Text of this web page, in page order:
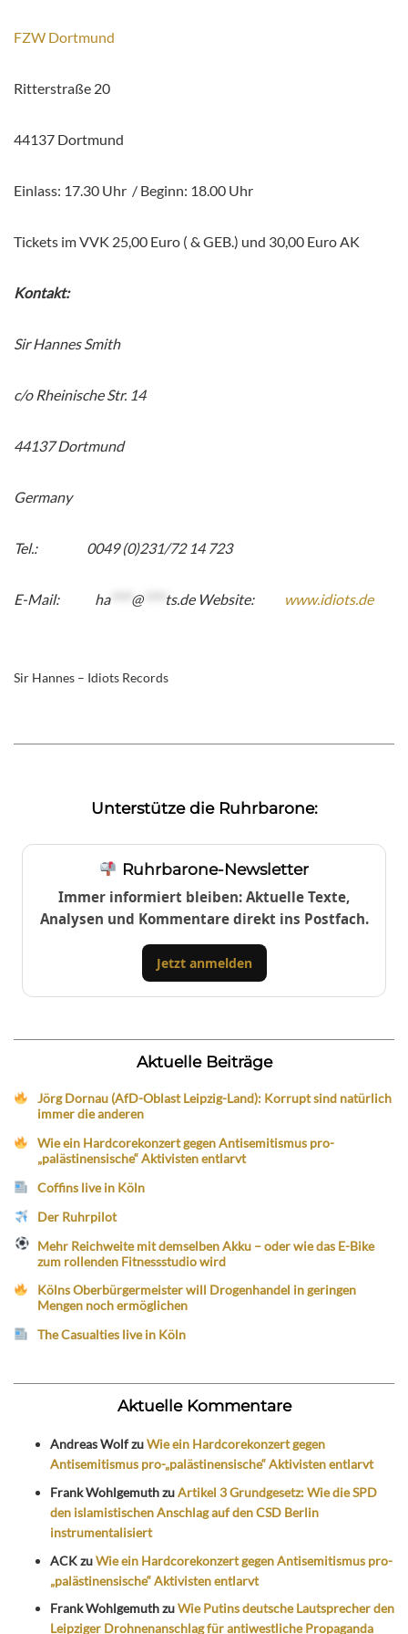
FZW Dortmund
Ritterstraße 20
44137 Dortmund
Einlass: 17.30 Uhr / Beginn: 18.00 Uhr
Tickets im VVK 25,00 Euro ( & GEB.) und 30,00 Euro AK
Kontakt:
Sir Hannes Smith
c/o Rheinische Str. 14
44137 Dortmund
Germany
Tel.: 0049 (0)231/72 14 723
E-Mail: ha**** @**** ts.deWebsite: www.idiots.de
Sir Hannes – Idiots Records
Unterstütze die Ruhrbarone:
Ruhrbarone-Newsletter
Immer informiert bleiben: Aktuelle Texte,
Analysen und Kommentare direkt ins Postfach.
Jetzt anmelden
Aktuelle Beiträge
Jörg Dornau (AfD-Oblast Leipzig-Land): Korrupt sind natürlich
immer die anderen
Wie ein Hardcorekonzert gegen Antisemitismus pro-
„palästinensische“ Aktivisten entlarvt
Coffins live in Köln
Der Ruhrpilot
Mehr Reichweite mit demselben Akku – oder wie das E-Bike
zum rollenden Fitnessstudio wird
Kölns Oberbürgermeister will Drogenhandel in geringen
Mengen noch ermöglichen
The Casualties live in Köln
Aktuelle Kommentare
Andreas WolfzuWie ein Hardcorekonzert gegen
Antisemitismus pro-„palästinensische“ Aktivisten entlarvt
Frank WohlgemuthzuArtikel 3 Grundgesetz: Wie die SPD
den islamistischen Anschlag auf den CSD Berlin
instrumentalisiert
ACKzuWie ein Hardcorekonzert gegen Antisemitismus pro-
„palästinensische“ Aktivisten entlarvt
Frank WohlgemuthzuWie Putins deutsche Lautsprecher den
Leipziger Drohnenanschlag für antiwestliche Propaganda